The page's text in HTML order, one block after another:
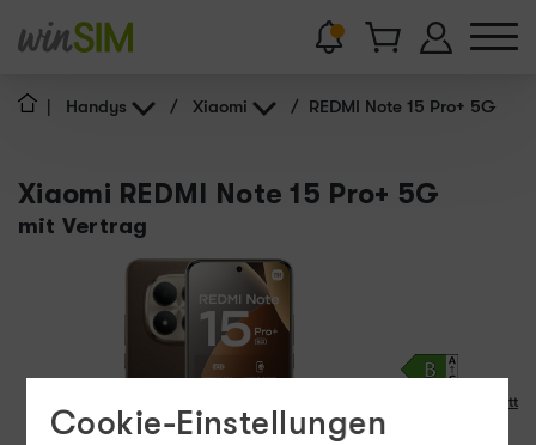
Handys / Xiaomi / REDMI Note 15 Pro+ 5G
Xiaomi REDMI Note 15 Pro+ 5G
mit Vertrag
Produktdatenblatt
Cookie-Einstellungen